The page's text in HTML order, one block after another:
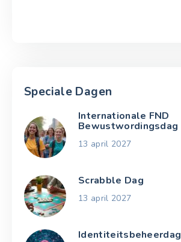
Speciale Dagen
Internationale FND
Bewustwordingsdag
13 april 2027
Scrabble Dag
13 april 2027
Identiteitsbeheerdag